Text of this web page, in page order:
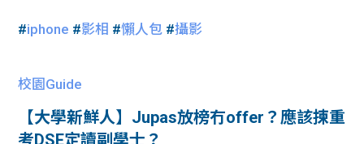
#iphone #影相 #懶人包 #攝影
校園Guide
【大學新鮮人】Jupas放榜冇offer？應該揀重
考DSE定讀副學士？